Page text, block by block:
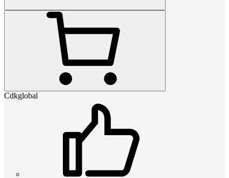
Cdkglobal